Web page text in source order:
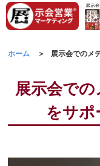
ホーム 展示会でのメ
展示会で
をサポ